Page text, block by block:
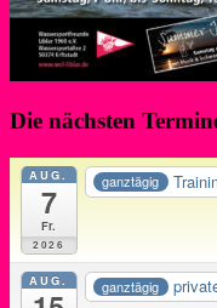
Die nächsten
AUG.
7
Fr.
2026
ganztägig
AUG. ganztägig